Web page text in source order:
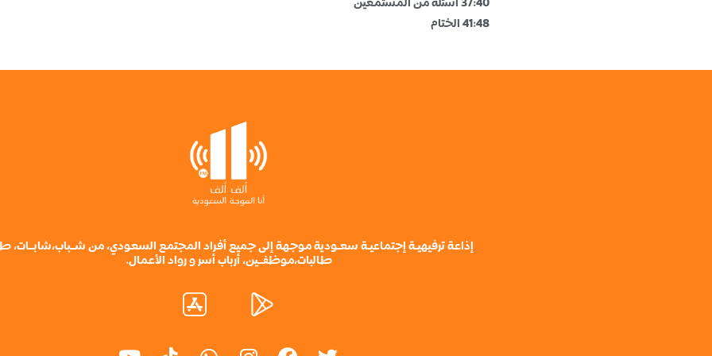
37:40 اسئلة من المستمعين
41:48 الختام
إذاعة ترفيهيـة إجتماعيـة سعـودية موجهة إلى جميع أفراد المجتمع السعودي، من شــباب،شابــات،
طالبات،موظفــين، أرباب أسر و رواد الأعمال.